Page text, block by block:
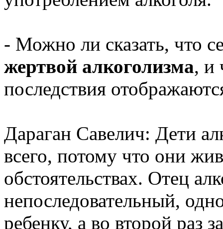
- Можно ли сказать, что
жертвой алкоголизма, и
последствия
Дараган Савелич: Дети
всего, потому что они
обстоятельствах. Отец
непоследовательный,
ребенку, а во второй раз